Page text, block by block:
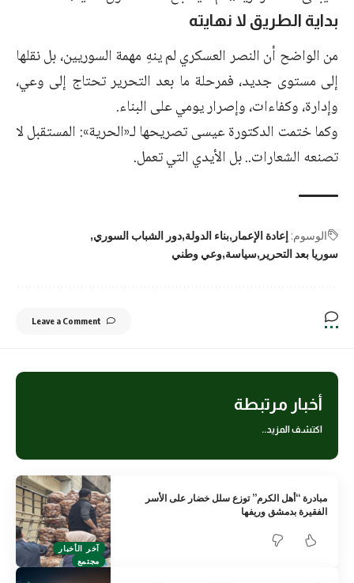
بداية الطريق لا نهايته
من الواضح أن النصر العسكري لم ينهِ مهمة السوريين، بل نقلها
إلى مستوى جديد، فمرحلة ما بعد التحرير تحتاج إلى وعي،
وإدارة، وكفاءات، وإصرار يومي على البناء.
وكما ختمت الدكتورة عيسى تصريحها لـ«الحرية»: المستقبل لا
تصنعه الشعارات.. بل الأيدي التي تعمل.
الوسوم: إعادة الإعمار بناء الدولة دور الشباب السوري
سوريا بعد التحرير سياسة وعي وطني
Leave a Comment
أخبار مرتبطة
اكتشف المزيد..
آخر الأخبار
مجتمع
مبادرة “أهل الكرم” توزع سلل خضار على الأسر
الفقيرة بدمشق وريفها